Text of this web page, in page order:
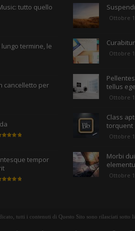
tutto quello
termine, le
cancelletto per
tempor
Ottobre
Ottobre
tellus
Ottobre
Class
torquent
Ottobre
Morbi
Ottobre
tutti i contenuti di Questo Sito sono rilasciati